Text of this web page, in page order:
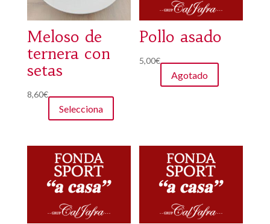
Meloso de
ternera con
setas
8,60€
Selecciona
Pollo asado
5,00€
Agotado